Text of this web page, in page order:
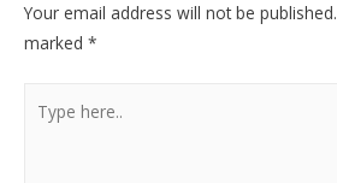
Your email address will not be published.
marked *
here..